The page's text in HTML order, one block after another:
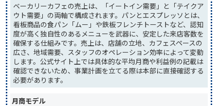
ベーカリーカフェの売上は、「イートイン需要」と「テイクア
ウト需要」の両軸で構成されます。パンとエスプレッソとは、
看板商品の食パン「ムー」や鉄板フレンチトーストなど、認知
度が高く独自性のあるメニューを武器に、安定した来店客数を
確保する仕組みです。売上は、店舗の立地、カフェスペースの
広さ、地域需要、スタッフのオペレーション効率によって変動
します。公式サイト上では具体的な平均月商や利益例の記載は
確認できないため、事業計画を立てる際は本部に直接確認する
必要があります。
月商モデル